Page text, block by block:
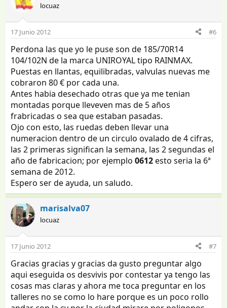
locuaz
17 Junio 2012 #6
Perdona las que yo le puse son de 185/70R14
104/102N de la marca UNIROYAL tipo RAINMAX.
Puestas en llantas, equilibradas, valvulas nuevas me
cobraron 80 € por cada una.
Antes habia desechado otras que ya me tenian
montadas porque lleveven mas de 5 años
frabricadas o sea que estaban pasadas.
Ojo con esto, las ruedas deben llevar una
numeracion dentro de un circulo ovalado de 4 cifras,
las 2 primeras significan la semana, las 2 segundas el
año de fabricacion; por ejemplo0612esto seria la 6ª
semana de 2012.
Espero ser de ayuda, un saludo.
marisalva07
locuaz
17 Junio 2012 #7
Gracias gracias y gracias da gusto preguntar algo
aqui eseguida os desvivis por contestar ya tengo las
cosas mas claras y ahora me toca preguntar en los
talleres no se como lo hare porque es un poco rollo